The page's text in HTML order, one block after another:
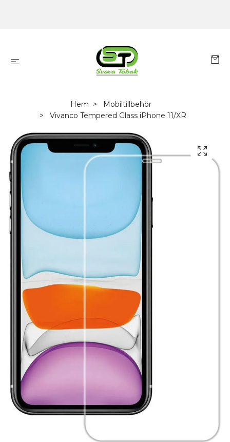
Hem
Mobiltillbehör
Vivanco Tempered Glass iPhone 11/XR